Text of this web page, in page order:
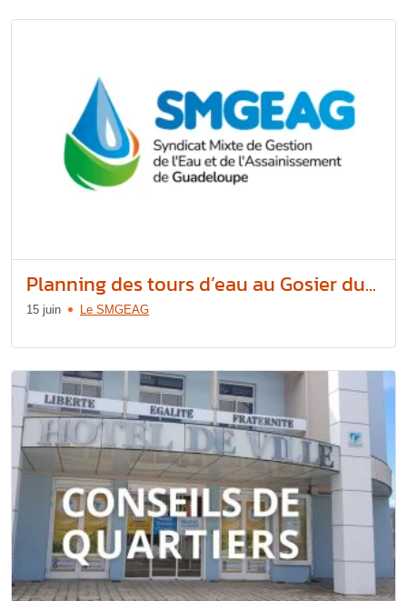
Planning des tours d’eau au Gosier du...
15 juin Le SMGEAG